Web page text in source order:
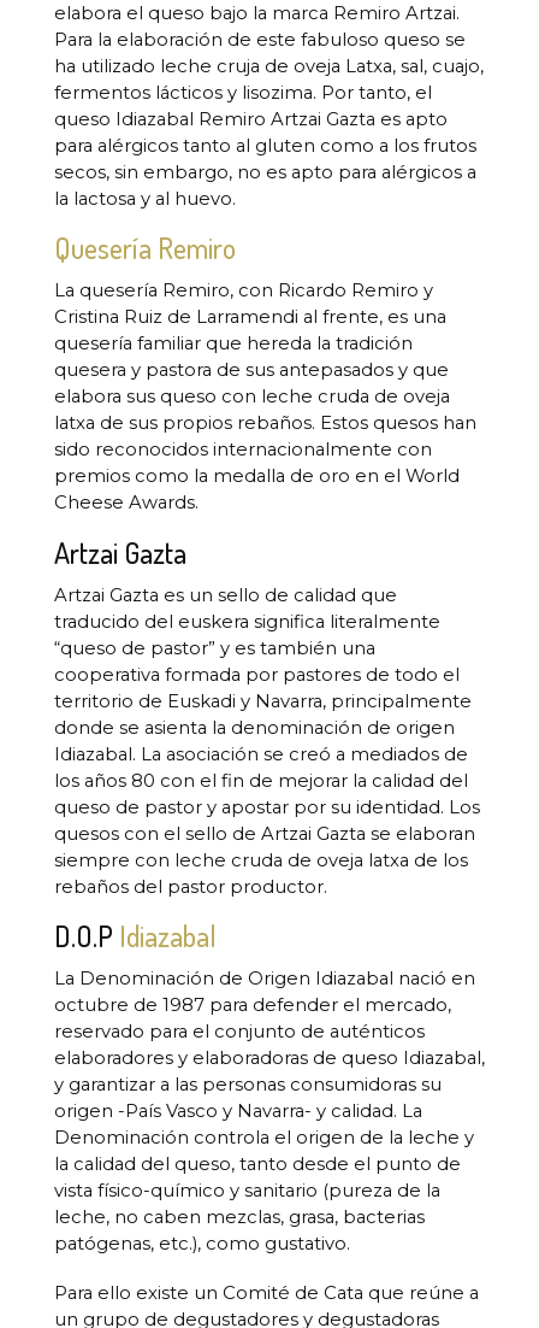
elabora el queso bajo la marca Remiro Artzai.
Para la elaboración de este fabuloso queso se
ha utilizado leche cruja de oveja Latxa, sal, cuajo,
fermentos lácticos y lisozima. Por tanto, el
queso Idiazabal Remiro Artzai Gazta es apto
para alérgicos tanto al gluten como a los frutos
secos, sin embargo, no es apto para alérgicos a
la lactosa y al huevo.
Quesería Remiro
La quesería Remiro, con Ricardo Remiro y
Cristina Ruiz de Larramendi al frente, es una
quesería familiar que hereda la tradición
quesera y pastora de sus antepasados y que
elabora sus queso con leche cruda de oveja
latxa de sus propios rebaños. Estos quesos han
sido reconocidos internacionalmente con
premios como la medalla de oro en el World
Cheese Awards.
Artzai Gazta
Artzai Gazta es un sello de calidad que
traducido del euskera significa literalmente
“queso de pastor” y es también una
cooperativa formada por pastores de todo el
territorio de Euskadi y Navarra, principalmente
donde se asienta la denominación de origen
Idiazabal. La asociación se creó a mediados de
los años 80 con el fin de mejorar la calidad del
queso de pastor y apostar por su identidad. Los
quesos con el sello de Artzai Gazta se elaboran
siempre con leche cruda de oveja latxa de los
rebaños del pastor productor.
D.O.P Idiazabal
La Denominación de Origen Idiazabal nació en
octubre de 1987 para defender el mercado,
reservado para el conjunto de auténticos
elaboradores y elaboradoras de queso Idiazabal,
y garantizar a las personas consumidoras su
origen -País Vasco y Navarra- y calidad. La
Denominación controla el origen de la leche y
la calidad del queso, tanto desde el punto de
vista físico-químico y sanitario (pureza de la
leche, no caben mezclas, grasa, bacterias
patógenas, etc.), como gustativo.
Para ello existe un Comité de Cata que reúne a
un grupo de degustadores y degustadoras